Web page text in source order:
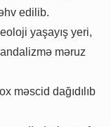
edilib.
yaşayış yeri,
məruz
məscid dağıdılıb